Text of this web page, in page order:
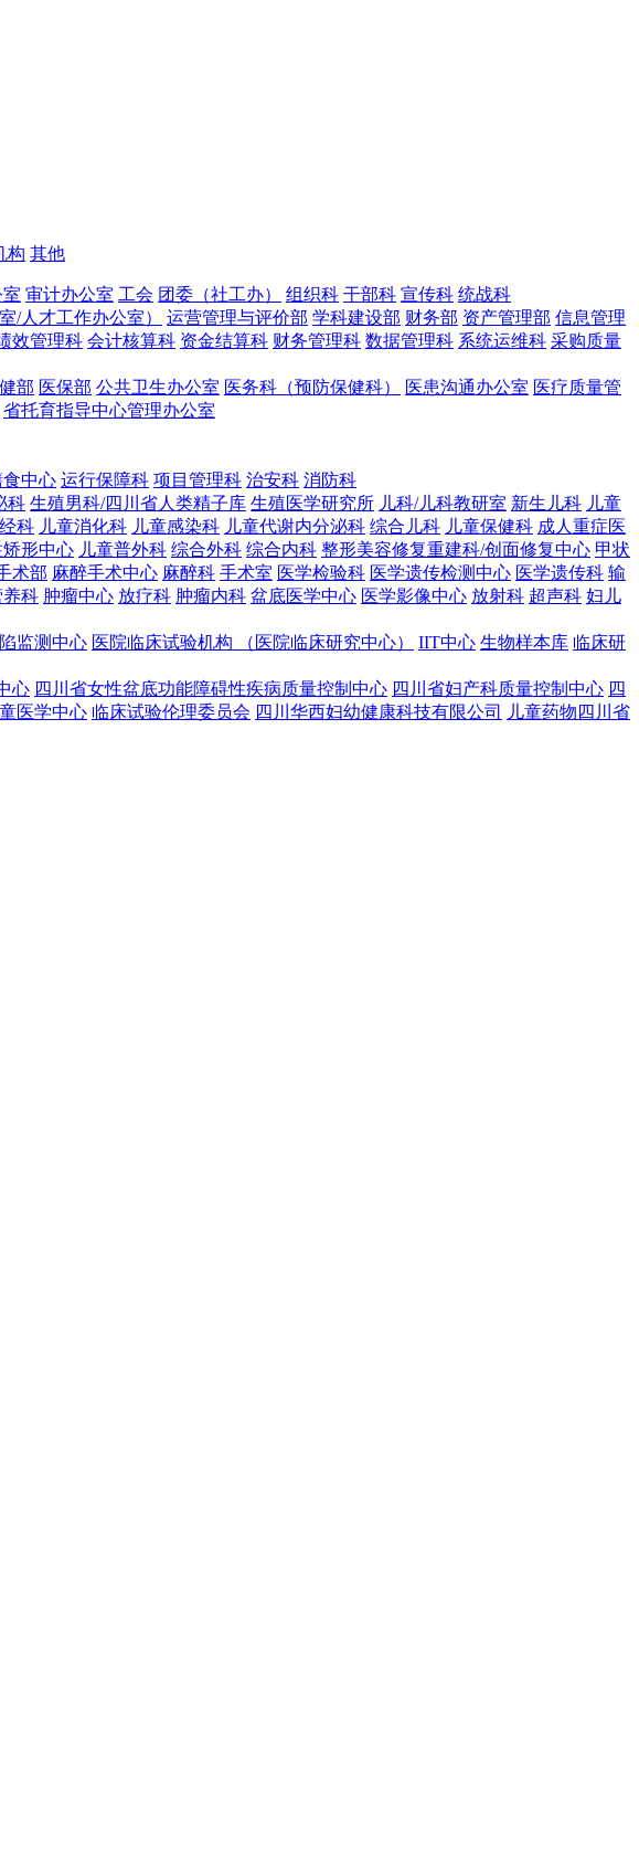
构 其他
审计办公室 工会 团委（社工办） 组织科 干部科 宣传科 统战科
/人才工作办公室） 运营管理与评价部 学科建设部 财务部 资产管理部 信息管理
效管理科 会计核算科 资金结算科 财务管理科 数据管理科 系统运维科 采购质量
部 医保部 公共卫生办公室 医务科（预防保健科） 医患沟通办公室 医疗质量管
省托育指导中心管理办公室
食中心 运行保障科 项目管理科 治安科 消防科
科 生殖男科/四川省人类精子库 生殖医学研究所 儿科/儿科教研室 新生儿科 儿童
科 儿童消化科 儿童感染科 儿童代谢内分泌科 综合儿科 儿童保健科 成人重症医
矫形中心 儿童普外科 综合外科 综合内科 整形美容修复重建科/创面修复中心 甲状
术部 麻醉手术中心 麻醉科 手术室 医学检验科 医学遗传检测中心 医学遗传科 输
养科 肿瘤中心 放疗科 肿瘤内科 盆底医学中心 医学影像中心 放射科 超声科 妇儿
监测中心 医院临床试验机构 （医院临床研究中心） IIT中心 生物样本库 临床研
心 四川省女性盆底功能障碍性疾病质量控制中心 四川省妇产科质量控制中心 四
医学中心 临床试验伦理委员会 四川华西妇幼健康科技有限公司
儿童药物四川省